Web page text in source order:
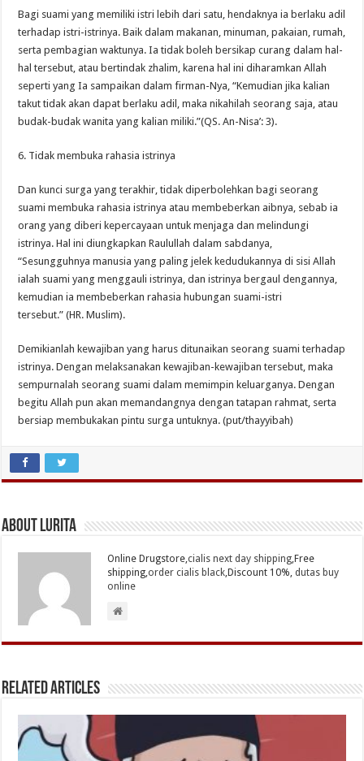
Bagi suami yang memiliki istri lebih dari satu, hendaknya ia berlaku adil
terhadap istri-istrinya. Baik dalam makanan, minuman, pakaian, rumah,
serta pembagian waktunya. Ia tidak boleh bersikap curang dalam hal-
hal tersebut, atau bertindak zhalim, karena hal ini diharamkan Allah
seperti yang Ia sampaikan dalam firman-Nya, “Kemudian jika kalian
takut tidak akan dapat berlaku adil, maka nikahilah seorang saja, atau
budak-budak wanita yang kalian miliki.”(QS. An-Nisa’: 3).
6. Tidak membuka rahasia istrinya
Dan kunci surga yang terakhir, tidak diperbolehkan bagi seorang
suami membuka rahasia istrinya atau membeberkan aibnya, sebab ia
orang yang diberi kepercayaan untuk menjaga dan melindungi
istrinya. Hal ini diungkapkan Raulullah dalam sabdanya,
“Sesungguhnya manusia yang paling jelek kedudukannya di sisi Allah
ialah suami yang menggauli istrinya, dan istrinya bergaul dengannya,
kemudian ia membeberkan rahasia hubungan suami-istri
tersebut.” (HR. Muslim).
Demikianlah kewajiban yang harus ditunaikan seorang suami terhadap
istrinya. Dengan melaksanakan kewajiban-kewajiban tersebut, maka
sempurnalah seorang suami dalam memimpin keluarganya. Dengan
begitu Allah pun akan memandangnya dengan tatapan rahmat, serta
bersiap membukakan pintu surga untuknya. (put/thayyibah)
About Lurita
Online Drugstore,cialis next day shipping,Free
shipping,order cialis black,Discount 10%,dutas buy
online
Related Articles